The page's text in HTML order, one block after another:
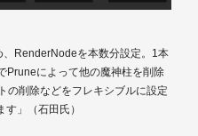
RenderNodeを本数分設定。1本
Pruneによって他の魔神柱を削除
の削除などをフレキシブルに設定
」（石田氏）